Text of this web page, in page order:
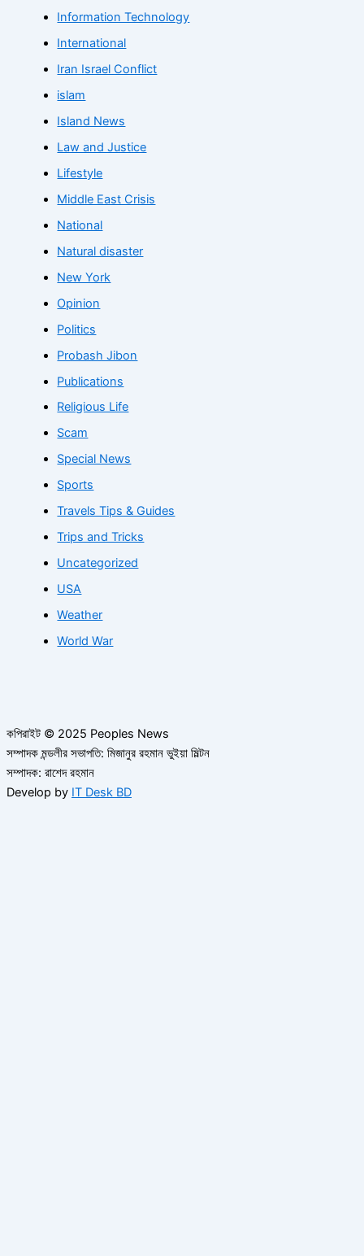
Information Technology
International
Iran Israel Conflict
islam
Island News
Law and Justice
Lifestyle
Middle East Crisis
National
Natural disaster
New York
Opinion
Politics
Probash Jibon
Publications
Religious Life
Scam
Special News
Sports
Travels Tips & Guides
Trips and Tricks
Uncategorized
USA
Weather
World War
কপিরাইট © 2025 Peoples News
সম্পাদক মন্ডলীর সভাপতি: মিজানুর রহমান ভুইয়া মিল্টন
সম্পাদক: রাশেদ রহমান
Develop by IT Desk BD